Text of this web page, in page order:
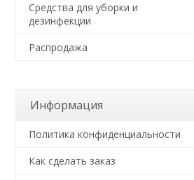
Средства для уборки и
дезинфекции
Распродажа
Информация
Политика конфиденциальности
Как сделать заказ